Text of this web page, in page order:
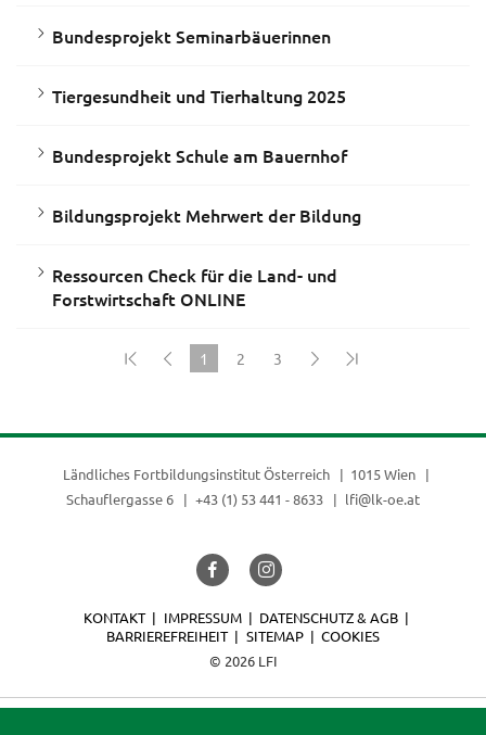
Bundesprojekt Seminarbäuerinnen
Tiergesundheit und Tierhaltung 2025
Bundesprojekt Schule am Bauernhof
Bildungsprojekt Mehrwert der Bildung
Ressourcen Check für die Land- und
Forstwirtschaft ONLINE
1
2 3
Ländliches Fortbildungsinstitut Österreich
1015 Wien
Schauflergasse 6
+43 (1) 53 441 - 8633 lfi@lk-oe.at
© 2026 LFI
KONTAKT IMPRESSUM
DATENSCHUTZ & AGB
BARRIEREFREIHEIT
SITEMAP COOKIES